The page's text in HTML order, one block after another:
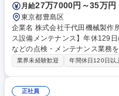
月給27万7000円～35万円
東京都豊島区
企業名 株式会社千代田機械製作所 求人名 第二新卒・未経験歓迎【池
ス設備メンテナンス】年休129日/転勤無 仕事の内容 自社
などの点検・メンテナンス業務
や非破壊検査機器を使い、目に
的な作業からスタート。点検・
業界未経験歓迎 年間休日120日以
正社員